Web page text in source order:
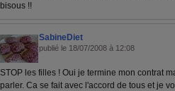
bisous !!
SabineDiet
publié le 18/07/2008 à 12:08
STOP les filles ! Oui je termine mon contrat
parler. Ca se fait avec l'accord de tous et je